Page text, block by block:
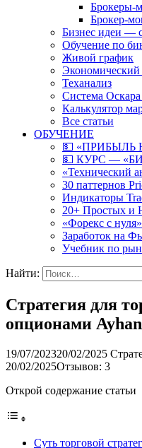
Брокеры-
Брокер-
Бизнес идеи —
Обучение по
Живой график
Экономический
Теханализ
Система
Калькулятор
Все статьи
ОБУЧЕНИЕ
💵 «ПРИБЫЛЬ
💵 КУРС —
«Технический
30 паттернов
Индикаторы
20+ Простых и
«Форекс с
Заработок на
Учебник по
Найти:
Стратегия для
опционами
19/07/202320/02/2025
20/02/2025Отзывов: 3
Открой содержание статьи
Суть торговой